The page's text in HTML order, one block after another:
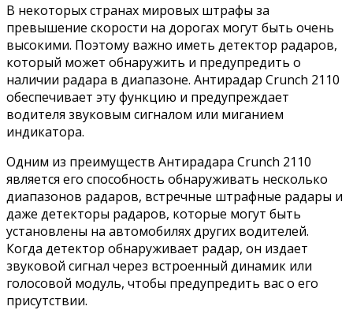
В некоторых странах мировых штрафы за
превышение скорости на дорогах могут быть очень
высокими. Поэтому важно иметь детектор радаров,
который может обнаружить и предупредить о
наличии радара в диапазоне. Антирадар Crunch 2110
обеспечивает эту функцию и предупреждает
водителя звуковым сигналом или миганием
индикатора.
Одним из преимуществ Антирадара Crunch 2110
является его способность обнаруживать несколько
диапазонов радаров, встречные штрафные радары и
даже детекторы радаров, которые могут быть
установлены на автомобилях других водителей.
Когда детектор обнаруживает радар, он издает
звуковой сигнал через встроенный динамик или
голосовой модуль, чтобы предупредить вас о его
присутствии.